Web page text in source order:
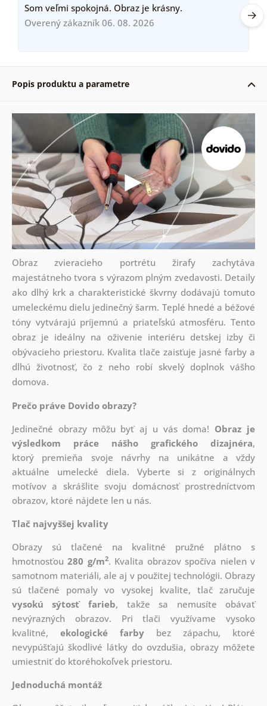
Som veľmi spokojná. Obraz je krásny.
Overený zákazník 06. 08. 2026
Popis produktu a parametre
Obraz zvieracieho portrétu žirafy zachytáva
majestátneho tvora s výrazom plným zvedavosti. Detaily
ako dlhý krk a charakteristické škvrny dodávajú tomuto
umeleckému dielu jedinečný šarm. Teplé hnedé a béžové
tóny vytvárajú príjemnú a priateľskú atmosféru. Tento
obraz je ideálny na oživenie interiéru detskej izby či
obývacieho priestoru. Kvalita tlače zaisťuje jasné farby a
dlhú životnosť, čo z neho robí skvelý doplnok vášho
domova.
Prečo práve Dovido obrazy?
Jedinečné obrazy môžu byť aj u vás doma! Obraz je
výsledkom práce nášho grafického dizajnéra,
ktorý premieňa svoje návrhy na unikátne a vždy
aktuálne umelecké diela. Vyberte si z originálnych
motívov a skrášlite svoju domácnosť prostredníctvom
obrazov, ktoré nájdete len u nás.
Tlač najvyššej kvality
Obrazy sú tlačené na kvalitné pružné plátno s
hmotnosťou280 g/m2. Kvalita obrazov spočíva nielen v
samotnom materiáli, ale aj v použitej technológii. Obrazy
sú tlačené pomaly vo vysokej kvalite, tlač zaručuje
vysokú sýtosť farieb, takže sa nemusíte obávať
nevýrazných obrazov. Pri tlači využívame vysoko
kvalitné, ekologické farby bez zápachu, ktoré
nevypúšťajú škodlivé látky do ovzdušia, obrazy môžete
umiestniť do ktoréhokoľvek priestoru.
Jednoduchá montáž